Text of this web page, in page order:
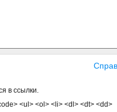
в ссылки.
<ul> <ol> <li> <dl> <dt> <dd>